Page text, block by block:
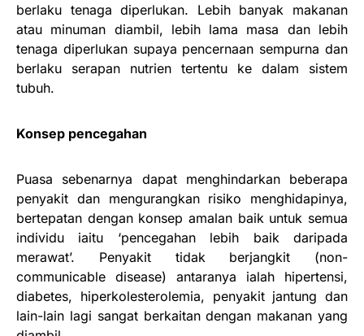
berlaku tenaga diperlukan. Lebih banyak makanan
atau minuman diambil, lebih lama masa dan lebih
tenaga diperlukan supaya pencernaan sempurna dan
berlaku serapan nutrien tertentu ke dalam sistem
tubuh.
Konsep pencegahan
Puasa sebenarnya dapat menghindarkan beberapa
penyakit dan mengurangkan risiko menghidapinya,
bertepatan dengan konsep amalan baik untuk semua
individu iaitu ‘pencegahan lebih baik daripada
merawat’. Penyakit tidak berjangkit (non-
communicable disease) antaranya ialah hipertensi,
diabetes, hiperkolesterolemia, penyakit jantung dan
lain-lain lagi sangat berkaitan dengan makanan yang